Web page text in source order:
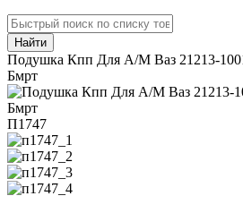
Найти
Подушка Кпп Для А/М Ваз 21213-
Бмрт
П1747